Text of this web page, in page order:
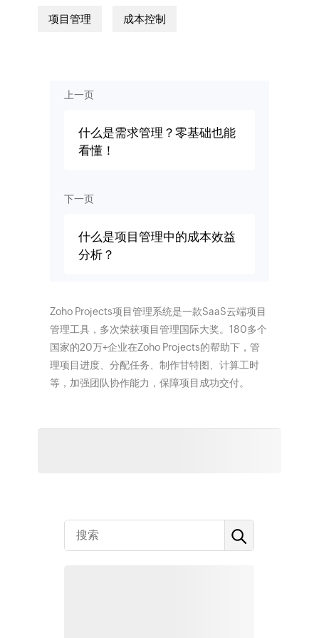
项目管理 成本控制
上一页
什么是需求管理？零基础也能
看懂！
下一页
什么是项目管理中的成本效益
分析？
Zoho Projects项目管理系统是一款SaaS云端项目
管理工具，多次荣获项目管理国际大奖。180多个
国家的20万+企业在Zoho Projects的帮助下，管
理项目进度、分配任务、制作甘特图、计算工时
等，加强团队协作能力，保障项目成功交付。